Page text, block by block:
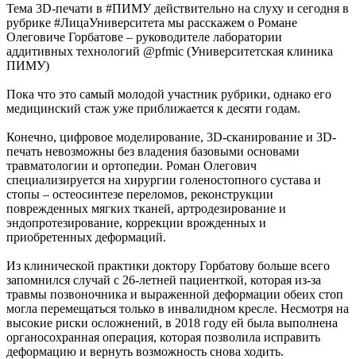
Тема 3D-печати в #ПИМУ действительно на слуху и сегодня в
рубрике #ЛицаУниверситета мы расскажем о Романе
Олеговиче Горбатове – руководителе лаборатории
аддитивных технологий @pfmic (Университетская клиника
ПИМУ)
Пока что это самый молодой участник рубрики, однако его
медицинский стаж уже приближается к десяти годам.
Конечно, цифровое моделирование, 3D-сканирование и 3D-
печать невозможны без владения базовыми основами
травматологии и ортопедии. Роман Олегович
специализируется на хирургии голеностопного сустава и
стопы – остеосинтезе переломов, реконструкции
поврежденных мягких тканей, артродезирование и
эндопротезирование, коррекции врожденных и
приобретенных деформаций.
Из клинической практики доктору Горбатову больше всего
запомнился случай с 26-летней пациенткой, которая из-за
травмы позвоночника и выраженной деформации обеих стоп
могла перемещаться только в инвалидном кресле. Несмотря на
высокие риски осложнений, в 2018 году ей была выполнена
органосохранная операция, которая позволила исправить
деформацию и вернуть возможность снова ходить.